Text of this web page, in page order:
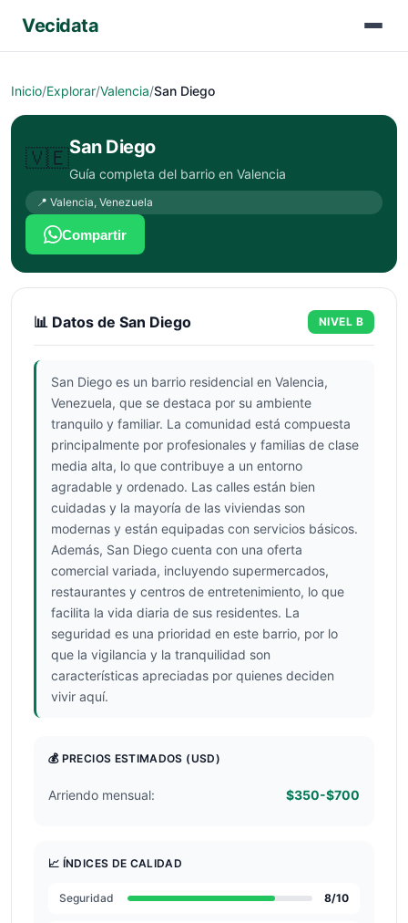
Vecidata
Inicio/Explorar/Valencia/San Diego
🇻🇪San Diego
Guía completa del barrio en Valencia
📍 Valencia, Venezuela
Compartir
📊 Datos de San Diego NIVEL B
San Diego es un barrio residencial en Valencia,
Venezuela, que se destaca por su ambiente
tranquilo y familiar. La comunidad está compuesta
principalmente por profesionales y familias de clase
media alta, lo que contribuye a un entorno
agradable y ordenado. Las calles están bien
cuidadas y la mayoría de las viviendas son
modernas y están equipadas con servicios básicos.
Además, San Diego cuenta con una oferta
comercial variada, incluyendo supermercados,
restaurantes y centros de entretenimiento, lo que
facilita la vida diaria de sus residentes. La
seguridad es una prioridad en este barrio, por lo
que la vigilancia y la tranquilidad son
características apreciadas por quienes deciden
vivir aquí.
💰 PRECIOS ESTIMADOS (USD)
Arriendo mensual: $350-$700
📈 ÍNDICES DE CALIDAD
Seguridad 8/10